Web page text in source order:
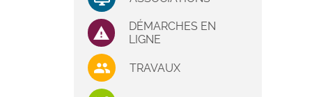
DÉMARCHES EN
LIGNE
TRAVAUX